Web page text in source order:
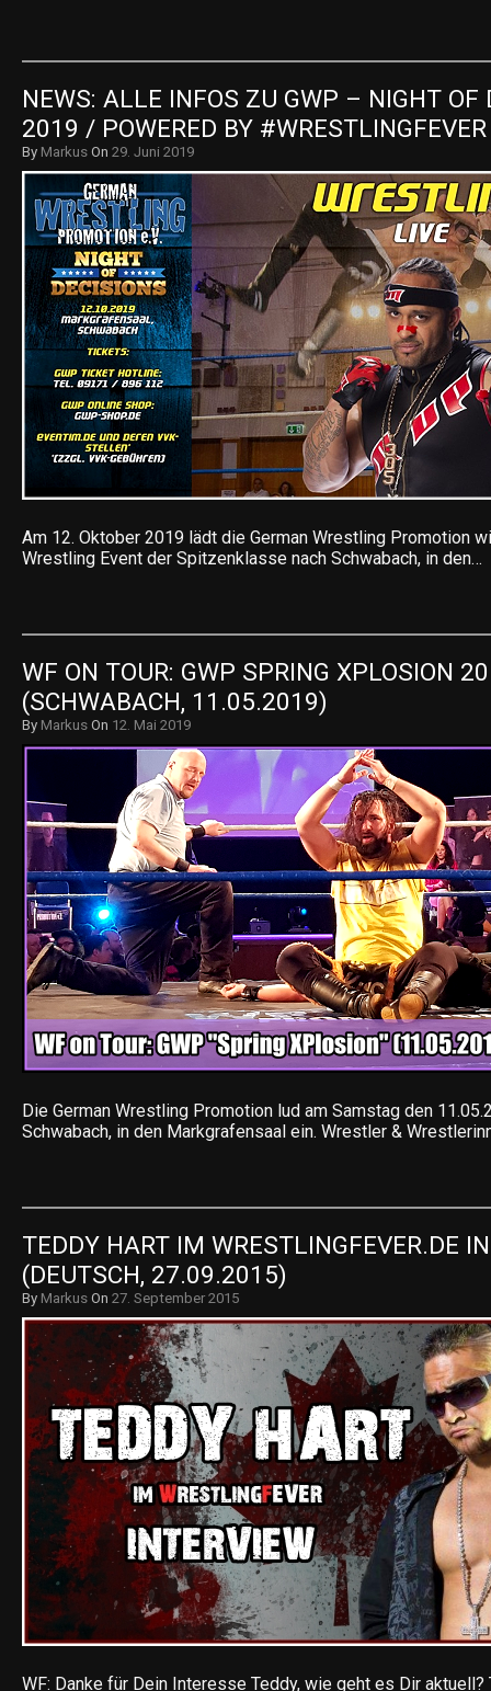
NEWS: ALLE INFOS ZU GWP – NIGHT OF
2019 / POWERED BY #WRESTLINGFEVER
By Markus On 29. Juni 2019
Am 12. Oktober 2019 lädt die German Wrestling Promotion
Wrestling Event der Spitzenklasse nach Schwabach, in den…
WF ON TOUR: GWP SPRING XPLOSION
(SCHWABACH, 11.05.2019)
By Markus On 12. Mai 2019
Die German Wrestling Promotion lud am Samstag den
Schwabach, in den Markgrafensaal ein. Wrestler &
TEDDY HART IM WRESTLINGFEVER.DE
(DEUTSCH, 27.09.2015)
By Markus On 27. September 2015
WF: Danke für Dein Interesse Teddy, wie geht es Dir aktuell?